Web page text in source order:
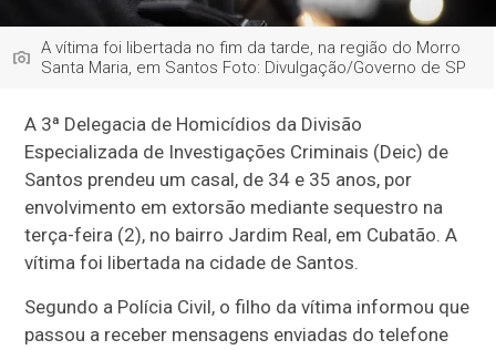
A vítima foi libertada no fim da tarde, na região do Morro
Santa Maria, em Santos Foto: Divulgação/Governo de SP
A 3ª Delegacia de Homicídios da Divisão
Especializada de Investigações Criminais (Deic) de
Santos prendeu um casal, de 34 e 35 anos, por
envolvimento em extorsão mediante sequestro na
terça-feira (2), no bairro Jardim Real, em Cubatão. A
vítima foi libertada na cidade de Santos.
Segundo a Polícia Civil, o filho da vítima informou que
passou a receber mensagens enviadas do telefone